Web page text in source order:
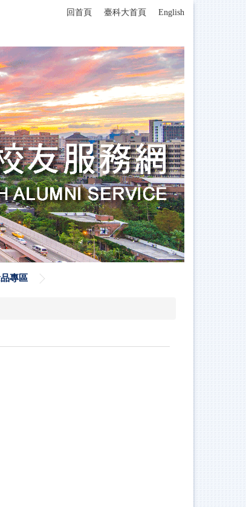
回首頁 臺科大首頁 English
專區